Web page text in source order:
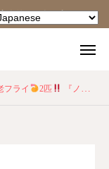
クリニックです
フライ 2匹 『ノブナガ・あんかけ鉄砲スパゲッティ』
facebook